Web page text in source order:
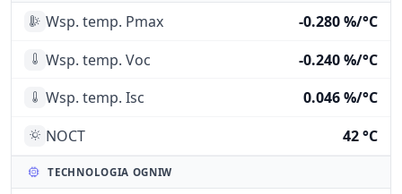
Wsp. temp. Pmax
-0.280 %/°C
Wsp. temp. Voc
-0.240 %/°C
Wsp. temp. Isc
0.046 %/°C
NOCT
42 °C
TECHNOLOGIA OGNIW